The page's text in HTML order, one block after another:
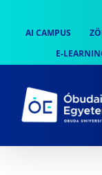
content
AI CAMPUS
E-